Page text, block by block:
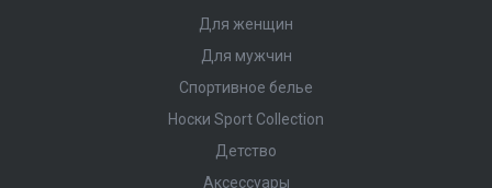
Для женщин
Для мужчин
Спортивное белье
Носки Sport Collection
Детство
Аксессуары